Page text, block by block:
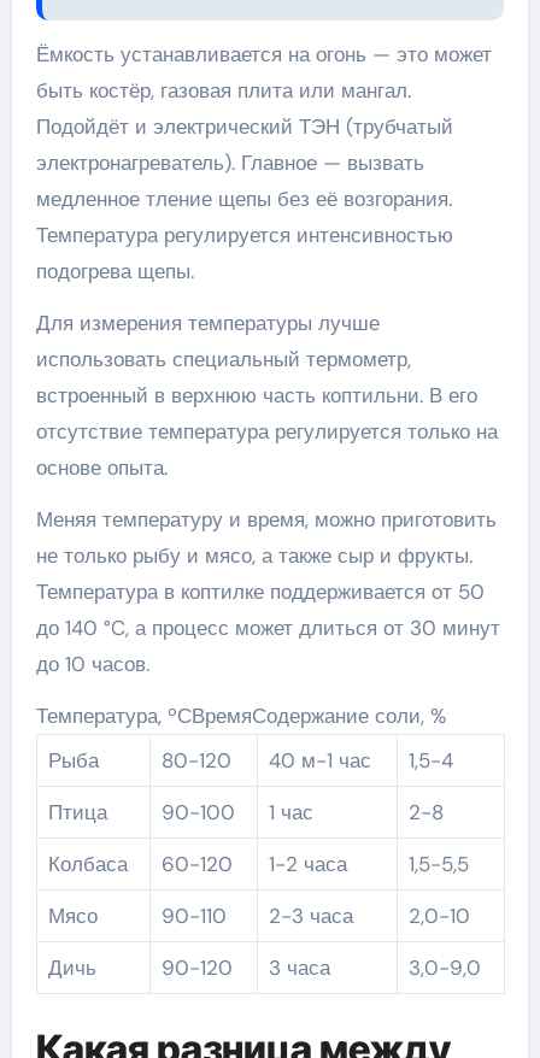
Ёмкость устанавливается на огонь — это может
быть костёр, газовая плита или мангал.
Подойдёт и электрический ТЭН (трубчатый
электронагреватель). Главное — вызвать
медленное тление щепы без её возгорания.
Температура регулируется интенсивностью
подогрева щепы.
Для измерения температуры лучше
использовать специальный термометр,
встроенный в верхнюю часть коптильни. В его
отсутствие температура регулируется только на
основе опыта.
Меняя температуру и время, можно приготовить
не только рыбу и мясо, а также сыр и фрукты.
Температура в коптилке поддерживается от 50
до 140 °C, а процесс может длиться от 30 минут
до 10 часов.
Температура, ºСВремяСодержание соли, %
Рыба
80-120 40 м-1 час
1,5-4
Птица
90-100 1 час
2-8
Колбаса
60-120 1-2 часа
1,5-5,5
Мясо
90-110 2-3 часа
2,0-10
Дичь
90-120 3 часа 3,0-9,0